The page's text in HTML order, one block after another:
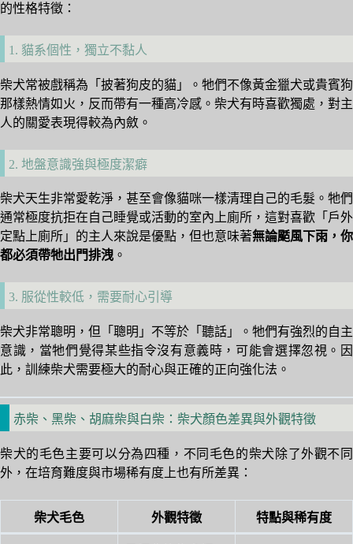
的性格特徵：
1. 貓系個性，獨立不黏人
柴犬常被戲稱為「披著狗皮的貓」。牠們不像黃金獵犬或貴賓狗
那樣熱情如火，反而帶有一種高冷感。柴犬有時喜歡獨處，對主
人的關愛表現得較為內斂。
2. 地盤意識強與極度潔癖
柴犬天生非常愛乾淨，甚至會像貓咪一樣清理自己的毛髮。牠們
通常極度抗拒在自己睡覺或活動的室內上廁所，這對喜歡「戶外
定點上廁所」的主人來說是優點，但也意味著無論颳風下雨，你
都必須帶牠出門排洩 。
3. 服從性較低，需要耐心引導
柴犬非常聰明，但「聰明」不等於「聽話」。牠們有強烈的自主
意識，當牠們覺得某些指令沒有意義時，可能會選擇忽視。因
此，訓練柴犬需要極大的耐心與正確的正向強化法。
赤柴、黑柴、胡麻柴與白柴：柴犬顏色差異與外觀特徵
柴犬的毛色主要可以分為四種，不同毛色的柴犬除了外觀不同
外，在培育難度與市場稀有度上也有所差異：
柴犬毛色 外觀特徵 特點與稀有度